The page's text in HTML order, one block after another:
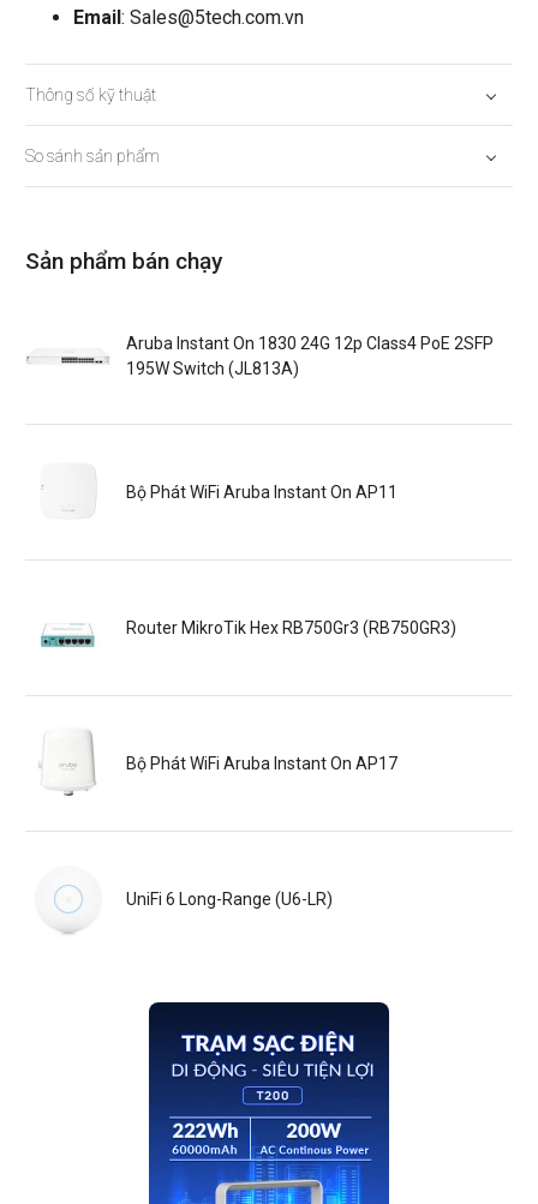
Email : Sales@5tech.com.vn
Thông số kỹ thuật
So sánh sản phẩm
Sản phẩm bán chạy
Aruba Instant On 1830 24G 12p Class4 PoE 2SFP
195W Switch (JL813A)
Bộ Phát WiFi Aruba Instant On AP11
Router MikroTik Hex RB750Gr3 (RB750GR3)
Bộ Phát WiFi Aruba Instant On AP17
UniFi 6 Long-Range (U6-LR)